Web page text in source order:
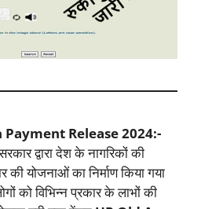
Payment Release 2024:-
द्वारा देश के नागरिकों की
योजनाओं का निर्माण किया गया
को विभिन्न प्रकार के लाभों की